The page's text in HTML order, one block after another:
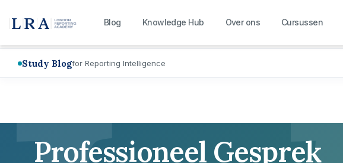
Blog Knowledge Hub Over ons Cursussen
Study Blogfor Reporting Intelligence
Professioneel Gesprek